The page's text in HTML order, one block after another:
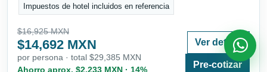
Impuestos de hotel incluidos en referencia
$16,925 MXN
$14,692 MXN
por persona · total $29,385 MXN
Ahorro aprox. $2,233 MXN · 14%
Ver detalle
Pre-cotizar